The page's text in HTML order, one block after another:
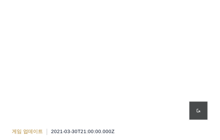
게임 업데이트 2021-03-30T21:00:00.000Z